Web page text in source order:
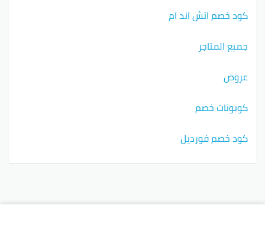
كود خصم اتش اند ام
جميع المتاجر
عروض
كوبونات خصم
كود خصم فورديل